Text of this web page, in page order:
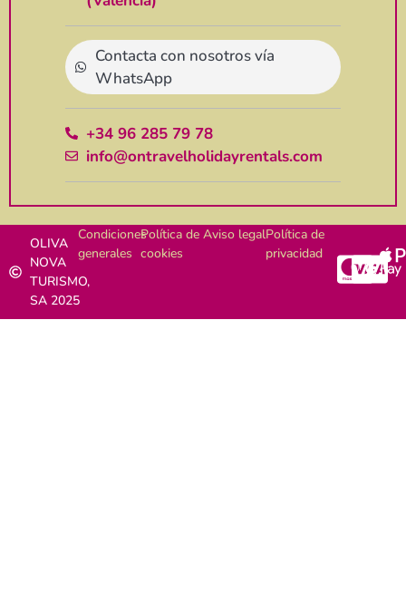
Contacta con nosotros vía
WhatsApp
+34 96 285 79 78
info@ontravelholidayrentals.com
OLIVA
NOVA
TURISMO,
SA 2025
Condiciones
generales
Política de
cookies
Aviso legalPolítica de
privacidad